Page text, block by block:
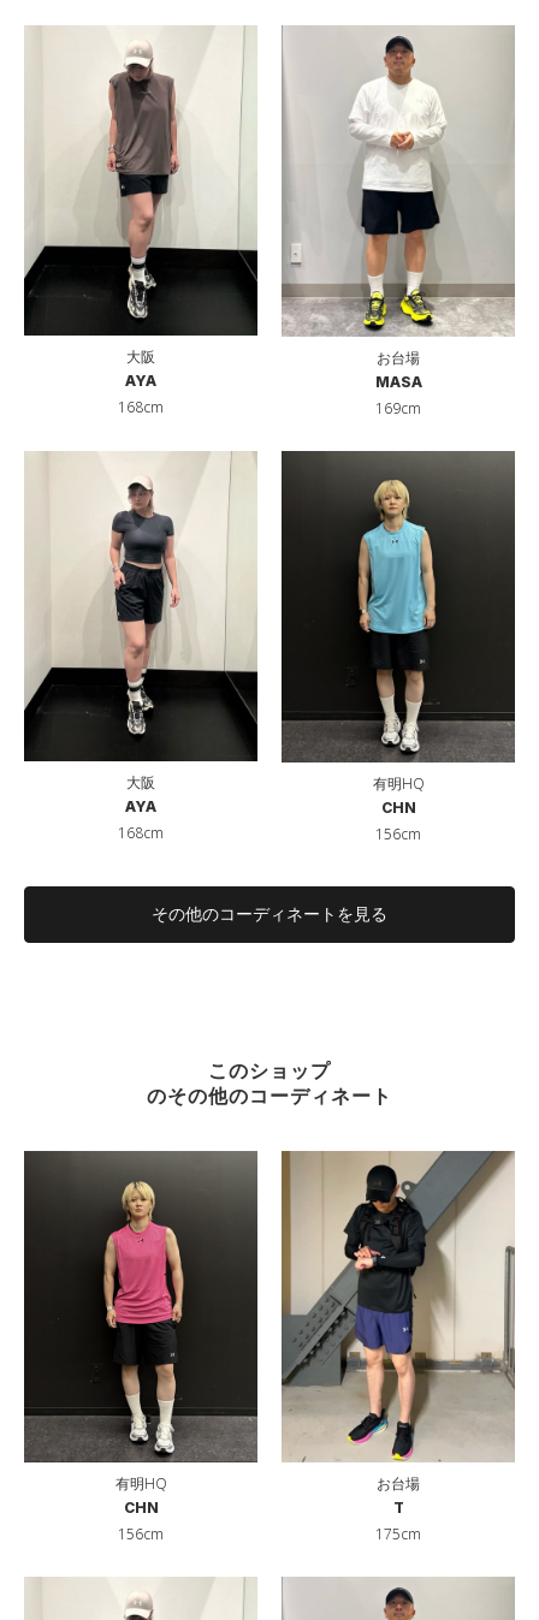
大阪
AYA
168cm
お台場
MASA
169cm
大阪
AYA
168cm
有明HQ
CHN
156cm
その他のコーディネートを見る
このショップ
のその他のコーディネート
有明HQ
CHN
156cm
お台場
T
175cm